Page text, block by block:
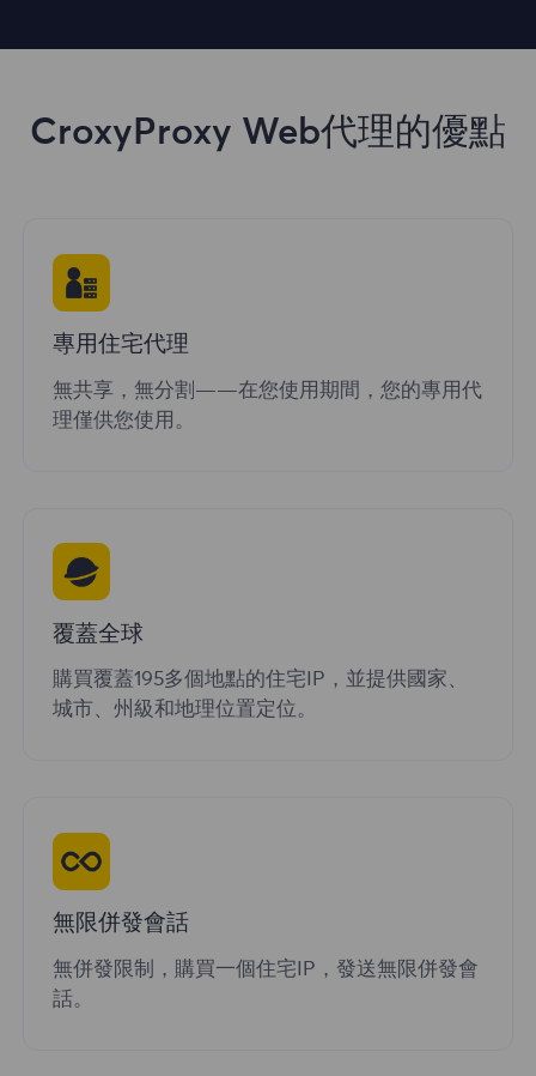
CroxyProxy Web代理的優點
專用住宅代理
無共享，無分割——在您使用期間，您的專用代
理僅供您使用。
覆蓋全球
購買覆蓋195多個地點的住宅IP，並提供國家、
城市、州級和地理位置定位。
無限併發會話
無併發限制，購買一個住宅IP，發送無限併發會
話。